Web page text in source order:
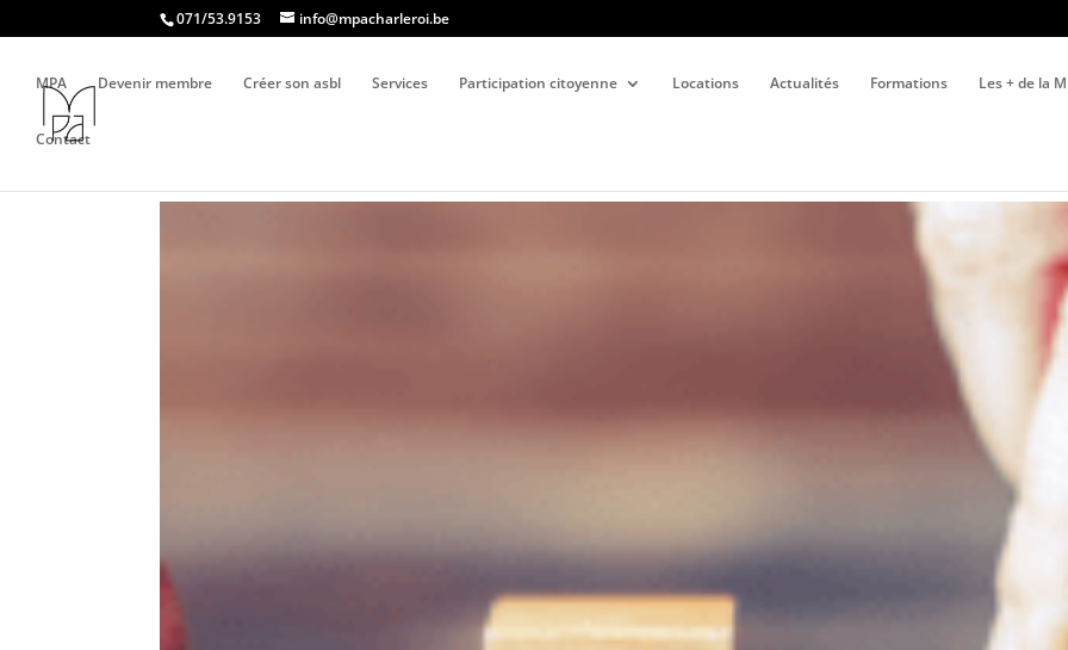
071/53.9153 info@mpacharleroi.be
MPA Devenir membre Créer son asbl Services Participation citoyenne Locations Actualités Formations Les + de la
Contact